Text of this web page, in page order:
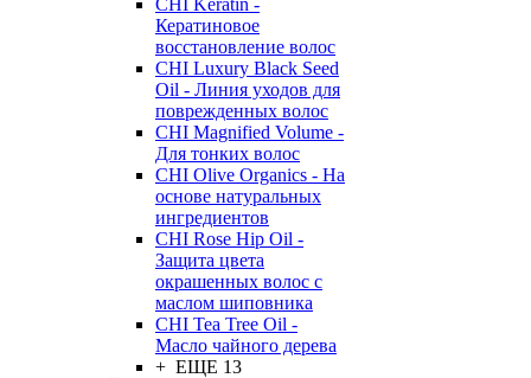
CHI Keratin -
Кератиновое
восстановление волос
CHI Luxury Black Seed
Oil - Линия уходов для
поврежденных волос
CHI Magnified Volume -
Для тонких волос
CHI Olive Organics - На
основе натуральных
ингредиентов
CHI Rose Hip Oil -
Защита цвета
окрашенных волос с
маслом шиповника
CHI Tea Tree Oil -
Масло чайного дерева
+ ЕЩЕ 13